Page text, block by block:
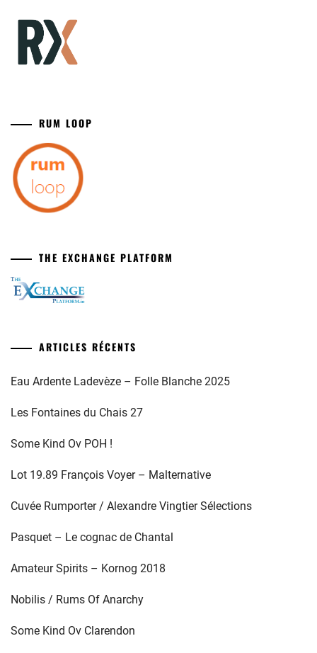
RUM LOOP
THE EXCHANGE PLATFORM
ARTICLES RÉCENTS
Eau Ardente Ladevèze – Folle Blanche 2025
Les Fontaines du Chais 27
Some Kind Ov POH !
Lot 19.89 François Voyer – Malternative
Cuvée Rumporter / Alexandre Vingtier Sélections
Pasquet – Le cognac de Chantal
Amateur Spirits – Kornog 2018
Nobilis / Rums Of Anarchy
Some Kind Ov Clarendon